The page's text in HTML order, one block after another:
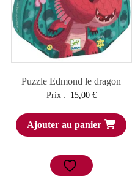
Puzzle Edmond le dragon
Prix : 15,00 €
Ajouter au panier